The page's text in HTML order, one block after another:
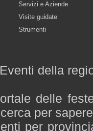
Servizi e Aziende
Visite guidate
Strumenti
della
delle
per
per